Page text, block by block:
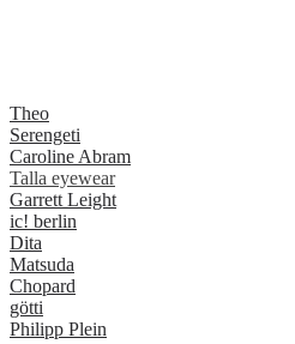
Theo
Serengeti
Caroline Abram
Talla eyewear
Garrett Leight
ic! berlin
Dita
Matsuda
Chopard
götti
Philipp Plein